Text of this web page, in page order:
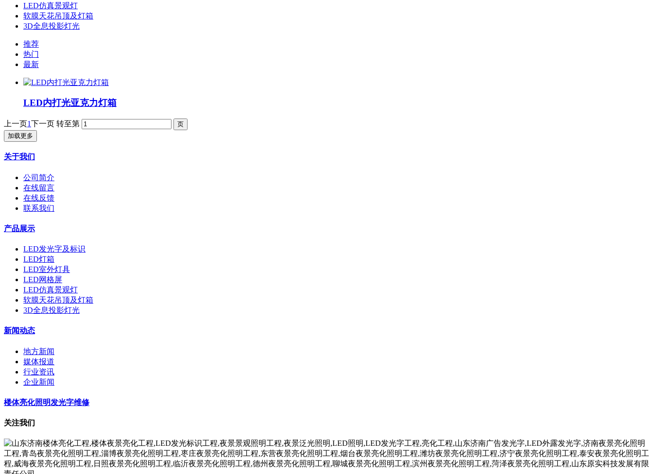
LED仿真景观灯
软膜天花吊顶及灯箱
3D全息投影灯光
推荐
热门
最新
LED内打光亚克力灯箱
上一页1下一页 转至第
加载更多
关于我们
公司简介
在线留言
在线反馈
联系我们
产品展示
LED发光字及标识
LED灯箱
LED室外灯具
LED网格屏
LED仿真景观灯
软膜天花吊顶及灯箱
3D全息投影灯光
新闻动态
地方新闻
媒体报道
行业资讯
企业新闻
楼体亮化照明发光字维修
关注我们